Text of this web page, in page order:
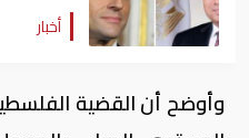
أخبار
وأوضح أن القضية